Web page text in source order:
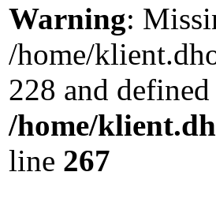
Warning:
/home/
228 and
/home/
line 267